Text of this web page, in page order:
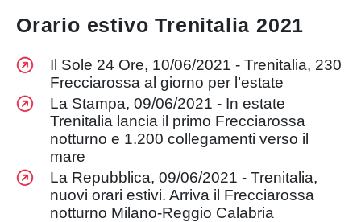
Orario estivo Trenitalia 2021
Il Sole 24 Ore, 10/06/2021 - Trenitalia, 230
Frecciarossa al giorno per l’estate
La Stampa, 09/06/2021 - In estate
Trenitalia lancia il primo Frecciarossa
notturno e 1.200 collegamenti verso il
mare
La Repubblica, 09/06/2021 - Trenitalia,
nuovi orari estivi. Arriva il Frecciarossa
notturno Milano-Reggio Calabria